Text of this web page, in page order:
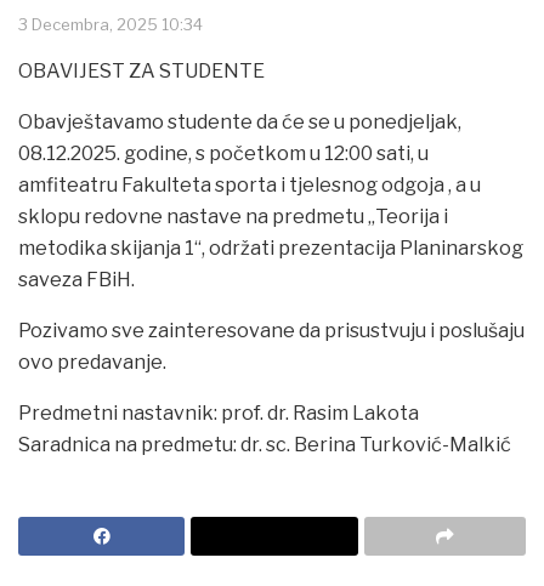
3 Decembra, 2025 10:34
OBAVIJEST ZA STUDENTE
Obavještavamo studente da će se u ponedjeljak,
08.12.2025. godine, s početkom u 12:00 sati, u
amfiteatru Fakulteta sporta i tjelesnog odgoja , a u
sklopu redovne nastave na predmetu „Teorija i
metodika skijanja 1“, održati prezentacija Planinarskog
saveza FBiH.
Pozivamo sve zainteresovane da prisustvuju i poslušaju
ovo predavanje.
Predmetni nastavnik: prof. dr. Rasim Lakota
Saradnica na predmetu: dr. sc. Berina Turković-Malkić